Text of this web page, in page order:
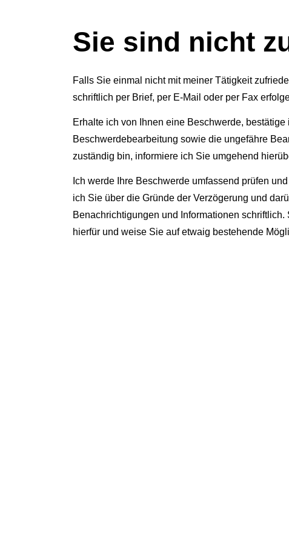
Sie sind nicht
Falls Sie einmal nicht mit meiner Tätigkeit
schriftlich per Brief, per E-Mail oder per Fax
Erhalte ich von Ihnen eine Beschwerde,
Beschwerdebearbeitung sowie die ungefähre
zuständig bin, informiere ich Sie umgehend
Ich werde Ihre Beschwerde umfassend prüfen
ich Sie über die Gründe der Verzögerung und
Benachrichtigungen und Informationen
hierfür und weise Sie auf etwaig bestehende